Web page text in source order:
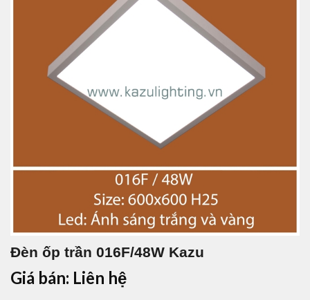
Đèn ốp trần 016F/48W Kazu
Giá bán: Liên hệ